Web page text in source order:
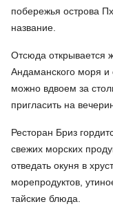
побережья острова
название.
Отсюда открывается
Андаманского моря и
можно вдвоем за
пригласить на
Ресторан Бриз
свежих морских
отведать окуня в
морепродуктов,
тайские блюда.